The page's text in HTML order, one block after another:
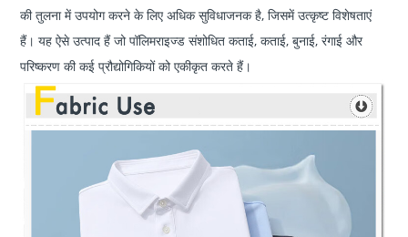
की तुलना में उपयोग करने के लिए अधिक सुविधाजनक है, जिसमें उत्कृष्ट विशेषताएं
हैं। यह ऐसे उत्पाद हैं जो पॉलिमराइज्ड संशोधित कताई, कताई, बुनाई, रंगाई और
परिष्करण की कई प्रौद्योगिकियों को एकीकृत करते हैं।